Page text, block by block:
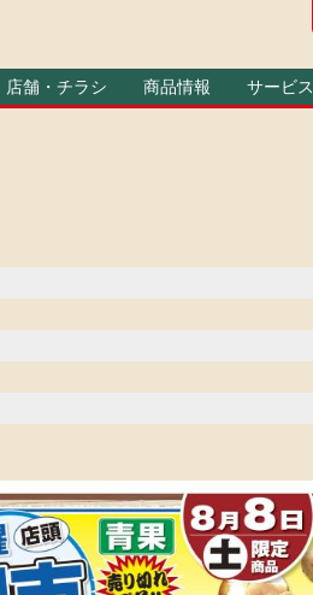
店舗・チラシ 商品情報 サービス